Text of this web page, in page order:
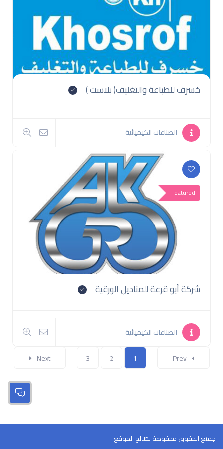
خسرف للطباعة والتغليف( بلاست )
الصناعات الكيميائية
Featured
شركة أبو قرعة للمناديل الورقية
الصناعات الكيميائية
Prev
1
2
3
Next
جميع الحقوق محفوظة لصالح الموقع